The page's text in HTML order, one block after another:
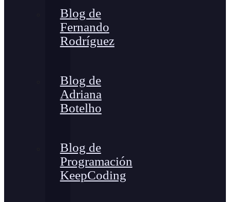
Blog de
Fernando
Rodríguez
Blog de
Adriana
Botelho
Blog de
Programación
KeepCoding